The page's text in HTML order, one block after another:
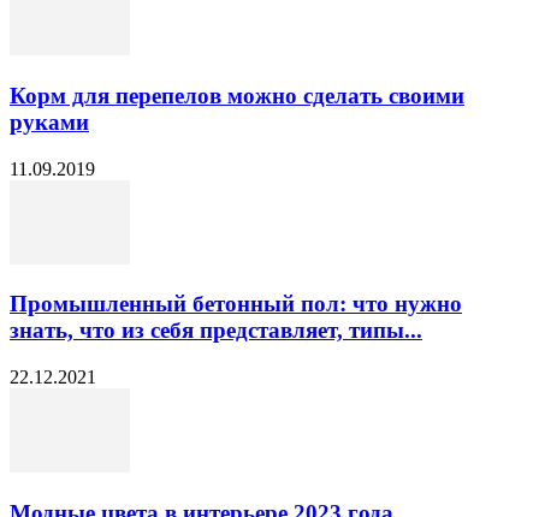
Корм для перепелов можно сделать своими
руками
11.09.2019
Промышленный бетонный пол: что нужно
знать, что из себя представляет, типы...
22.12.2021